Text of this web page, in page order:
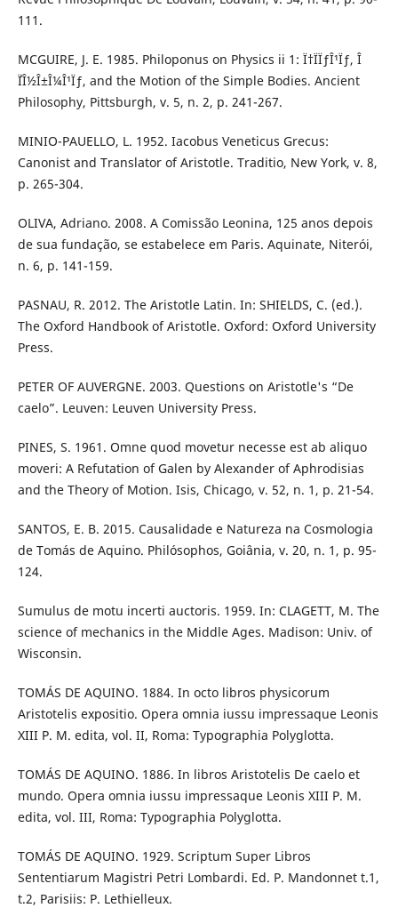
111.
MCGUIRE, J. E. 1985. Philoponus on Physics ii 1: Ï†ÏÏƒÎ¹Ïƒ, Î
´ÏÎ½Î±Î¼Î¹Ïƒ, and the Motion of the Simple Bodies. Ancient
Philosophy, Pittsburgh, v. 5, n. 2, p. 241-267.
MINIO-PAUELLO, L. 1952. Iacobus Veneticus Grecus:
Canonist and Translator of Aristotle. Traditio, New York, v. 8,
p. 265-304.
OLIVA, Adriano. 2008. A Comissão Leonina, 125 anos depois
de sua fundação, se estabelece em Paris. Aquinate, Niterói,
n. 6, p. 141-159.
PASNAU, R. 2012. The Aristotle Latin. In: SHIELDS, C. (ed.).
The Oxford Handbook of Aristotle. Oxford: Oxford University
Press.
PETER OF AUVERGNE. 2003. Questions on Aristotle's “De
caelo”. Leuven: Leuven University Press.
PINES, S. 1961. Omne quod movetur necesse est ab aliquo
moveri: A Refutation of Galen by Alexander of Aphrodisias
and the Theory of Motion. Isis, Chicago, v. 52, n. 1, p. 21-54.
SANTOS, E. B. 2015. Causalidade e Natureza na Cosmologia
de Tomás de Aquino. Philósophos, Goiânia, v. 20, n. 1, p. 95-
124.
Sumulus de motu incerti auctoris. 1959. In: CLAGETT, M. The
science of mechanics in the Middle Ages. Madison: Univ. of
Wisconsin.
TOMÁS DE AQUINO. 1884. In octo libros physicorum
Aristotelis expositio. Opera omnia iussu impressaque Leonis
XIII P. M. edita, vol. II, Roma: Typographia Polyglotta.
TOMÁS DE AQUINO. 1886. In libros Aristotelis De caelo et
mundo. Opera omnia iussu impressaque Leonis XIII P. M.
edita, vol. III, Roma: Typographia Polyglotta.
TOMÁS DE AQUINO. 1929. Scriptum Super Libros
Sententiarum Magistri Petri Lombardi. Ed. P. Mandonnet t.1,
t.2, Parisiis: P. Lethielleux.